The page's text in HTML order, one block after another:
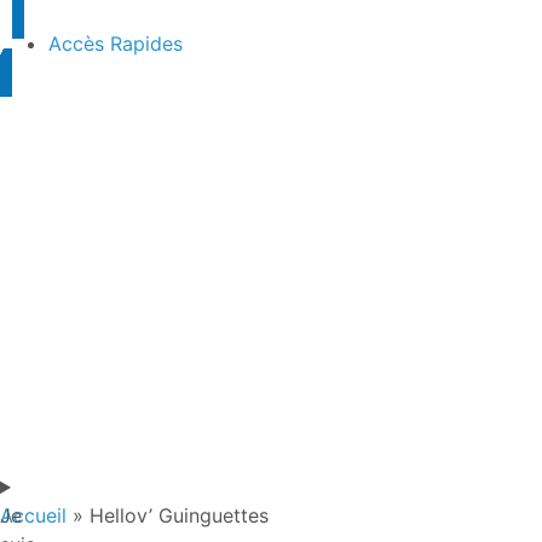
Accès Rapides
Je
Accueil » Hellov’ Guinguettes